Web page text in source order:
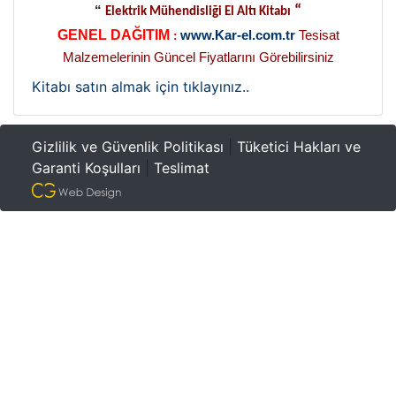
“ Elektrik Mühendisliği El Altı Kitabı “
GENEL DAĞITIM : www.Kar-el.com.tr Tesisat
Malzemelerinin Güncel Fiyatlarını Görebilirsiniz
Kitabı satın almak için tıklayınız..
Gizlilik ve Güvenlik Politikası
Tüketici Hakları ve
Garanti Koşulları
Teslimat